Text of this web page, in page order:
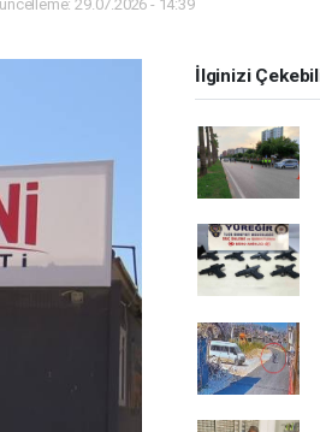
29.07.2026 - 14:39
İlginizi